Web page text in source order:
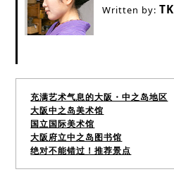
Written by: TK
充满艺术气息的大阪・中之岛地区
大阪中之岛美术馆
国立国际美术馆
大阪府立中之岛图书馆
绝对不能错过！推荐景点